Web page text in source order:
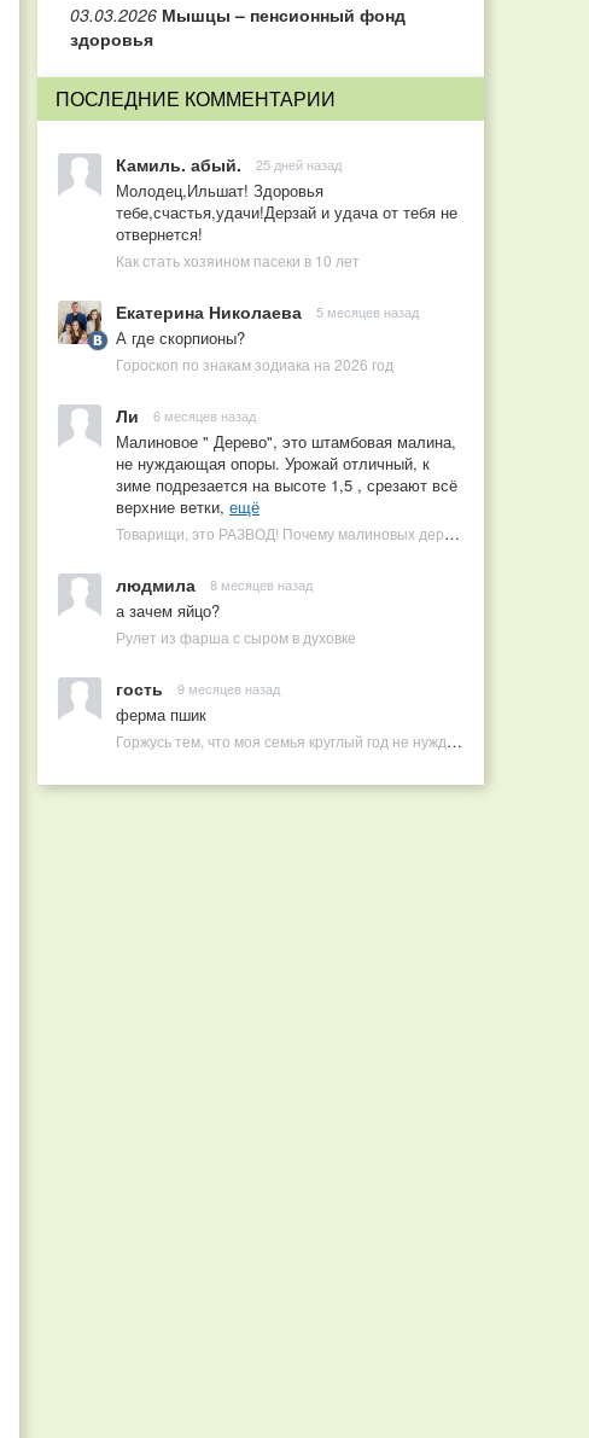
03.03.2026 Мышцы – пенсионный фонд
здоровья
ПОСЛЕДНИЕ КОММЕНТАРИИ
Камиль. абый. 25 дней назад
Молодец,Ильшат! Здоровья
тебе,счастья,удачи!Дерзай и удача от тебя не
отвернется!
Как стать хозяином пасеки в 10 лет
Екатерина Николаева 5 месяцев назад
А где скорпионы?
Гороскоп по знакам зодиака на 2026 год
Ли 6 месяцев назад
Малиновое " Дерево", это штамбовая малина,
не нуждающая опоры. Урожай отличный, к
зиме подрезается на высоте 1,5 , срезают всё
верхние ветки, ещё
Товарищи, это РАЗВОД! Почему малиновых деревьев не бывает, или Как ушлые продавцы наживаются на мечтах садоводов
людмила 8 месяцев назад
а зачем яйцо?
Рулет из фарша с сыром в духовке
гость 9 месяцев назад
ферма пшик
Горжусь тем, что моя семья круглый год не нуждается в покупных витаминах